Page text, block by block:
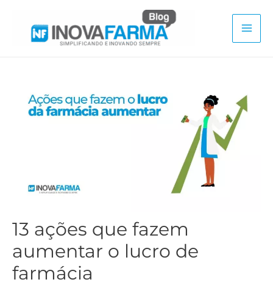
Main
13 ações que fazem
aumentar o lucro de
farmácia